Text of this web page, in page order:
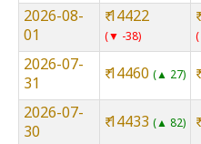
2026-08-
01
₹ 14422
▼ -38
2026-07-
31
₹ 14460 ▲ 27
2026-07-
30
₹ 14433 ▲ 82